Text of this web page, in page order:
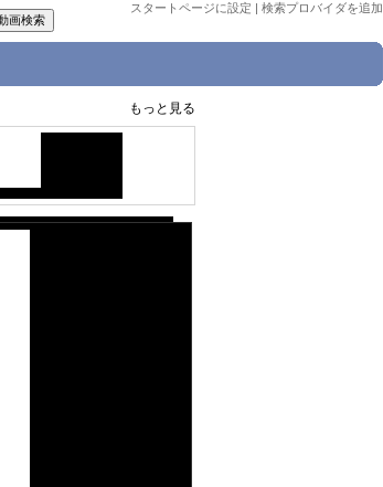
スタートページに設定 | 検索プロバイダを追加
もっと見る